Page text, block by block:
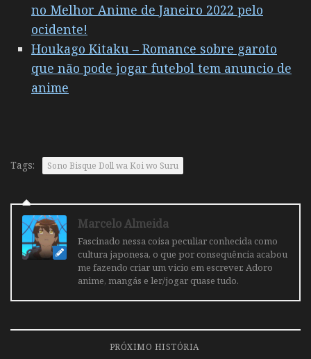
no Melhor Anime de Janeiro 2022 pelo
ocidente!
Houkago Kitaku – Romance sobre garoto
que não pode jogar futebol tem anuncio de
anime
Tags: Sono Bisque Doll wa Koi wo Suru
Marcelo Almeida
Fascinado nessa coisa peculiar conhecida como
cultura japonesa, o que por consequência acabou
me fazendo criar um vicio em escrever. Adoro
anime, mangás e ler/jogar quase tudo.
PRÓXIMO HISTÓRIA